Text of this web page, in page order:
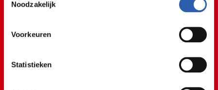
We werken samen met
die uw gegevens
Noodzakelijk
Voorkeuren
Statistieken
Er komen veel verschillende
tablet of iPad.